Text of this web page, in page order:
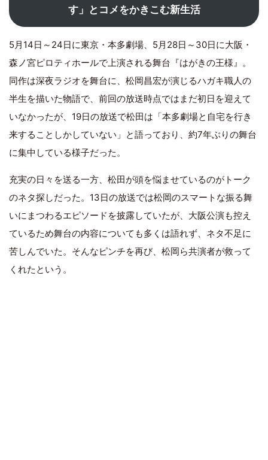
す」とコメをかきこむ新生活
5月14日～24日に東京・本多劇場、5月28日～30日に大阪・
森ノ宮ピロティホールで上演される舞台『はがきの王様』。
同作は深夜ラジオを舞台に、松岡昌宏が演じるハガキ職人の
半生を描いた物語で、前回の放送時点ではまだ初日を迎えて
いなかったが、19日の放送で松田は「本多劇場と自宅を行き
来することしかしていない」と語っており、約7年ぶりの舞台
に集中している様子だった。
充実の日々を送る一方、松田が頭を悩ませているのがトーク
のネタ探しだった。13日の放送では松岡のスマートな振る舞
いにまつわるエピソードを披露していたが、大阪公演も控え
ているため舞台の内容についても多くは語れず、ネタ不足に
苦しんでいた。そんなピンチを再び、松岡ら共演者が救って
くれたという。